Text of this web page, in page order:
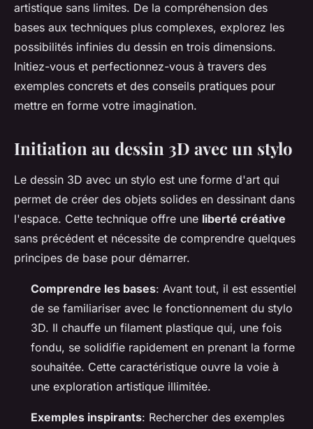
artistique sans limites. De la compréhension des
bases aux techniques plus complexes, explorez les
possibilités infinies du dessin en trois dimensions.
Initiez-vous et perfectionnez-vous à travers des
exemples concrets et des conseils pratiques pour
mettre en forme votre imagination.
Initiation au dessin 3D avec un stylo
Le dessin 3D avec un stylo est une forme d'art qui
permet de créer des objets solides en dessinant dans
l'espace. Cette technique offre une liberté créative
sans précédent et nécessite de comprendre quelques
principes de base pour démarrer.
Comprendre les bases: Avant tout, il est essentiel
de se familiariser avec le fonctionnement du stylo
3D. Il chauffe un filament plastique qui, une fois
fondu, se solidifie rapidement en prenant la forme
souhaitée. Cette caractéristique ouvre la voie à
une exploration artistique illimitée.
Exemples inspirants: Rechercher des exemples